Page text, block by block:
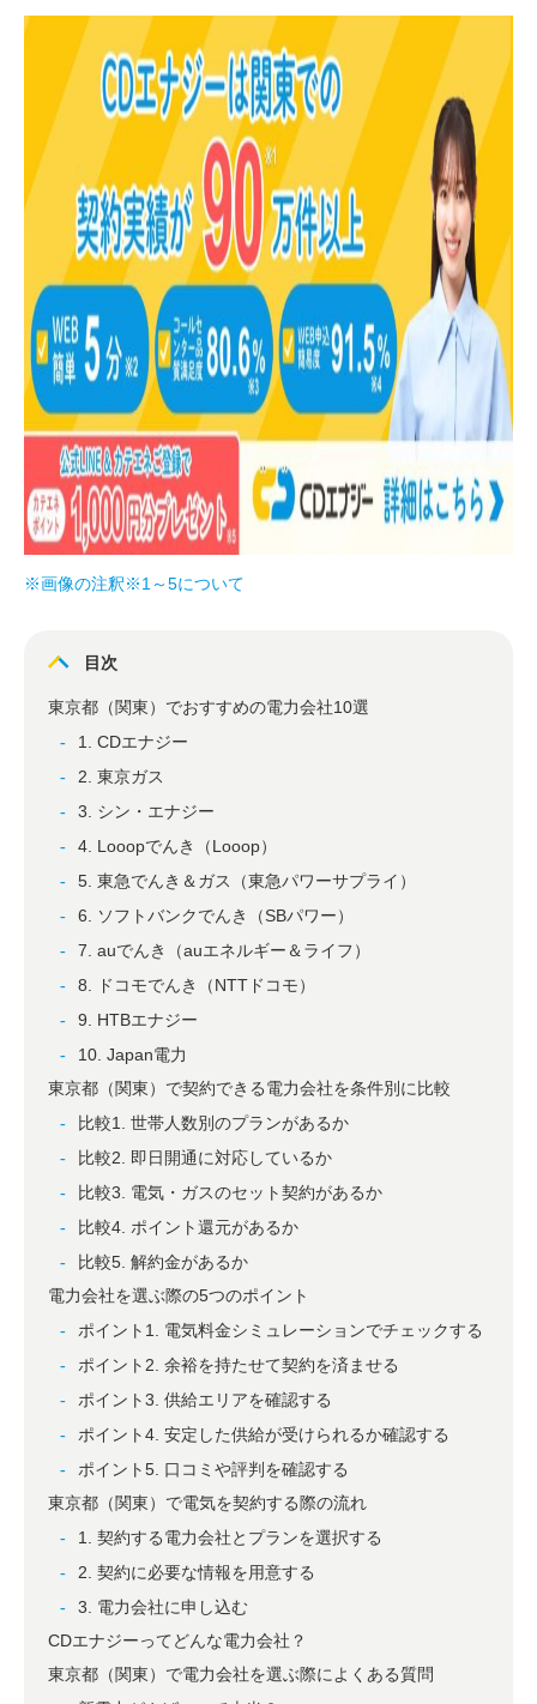
※画像の注釈※1～5について
目次
東京都（関東）でおすすめの電力会社10選
1. CDエナジー
2. 東京ガス
3. シン・エナジー
4. Looopでんき（Looop）
5. 東急でんき＆ガス（東急パワーサプライ）
6. ソフトバンクでんき（SBパワー）
7. auでんき（auエネルギー＆ライフ）
8. ドコモでんき（NTTドコモ）
9. HTBエナジー
10. Japan電力
東京都（関東）で契約できる電力会社を条件別に比較
比較1. 世帯人数別のプランがあるか
比較2. 即日開通に対応しているか
比較3. 電気・ガスのセット契約があるか
比較4. ポイント還元があるか
比較5. 解約金があるか
電力会社を選ぶ際の5つのポイント
ポイント1. 電気料金シミュレーションでチェックする
ポイント2. 余裕を持たせて契約を済ませる
ポイント3. 供給エリアを確認する
ポイント4. 安定した供給が受けられるか確認する
ポイント5. 口コミや評判を確認する
東京都（関東）で電気を契約する際の流れ
1. 契約する電力会社とプランを選択する
2. 契約に必要な情報を用意する
3. 電力会社に申し込む
CDエナジーってどんな電力会社？
東京都（関東）で電力会社を選ぶ際によくある質問